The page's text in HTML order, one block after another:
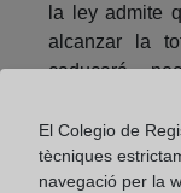
la ley admite
alcanzar la
caducará
Compartir:
El Colegio de
tècniques
navegació per la